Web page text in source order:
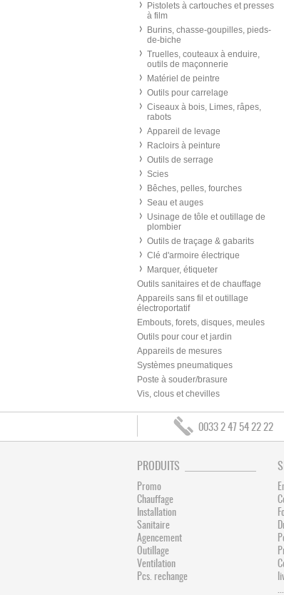
Pistolets à cartouches et presses
à film
Burins, chasse-goupilles, pieds-
de-biche
Truelles, couteaux à enduire,
outils de maçonnerie
Matériel de peintre
Outils pour carrelage
Ciseaux à bois, Limes, râpes,
rabots
Appareil de levage
Racloirs à peinture
Outils de serrage
Scies
Bêches, pelles, fourches
Seau et auges
Usinage de tôle et outillage de
plombier
Outils de traçage & gabarits
Clé d'armoire électrique
Marquer, étiqueter
Outils sanitaires et de chauffage
Appareils sans fil et outillage
électroportatif
Embouts, forets, disques, meules
Outils pour cour et jardin
Appareils de mesures
Systèmes pneumatiques
Poste à souder/brasure
Vis, clous et chevilles
0033 2 47 54 22 22
PRODUITS
Promo
Chauffage
Installation
Sanitaire
Agencement
Outillage
Ventilation
Pcs. rechange